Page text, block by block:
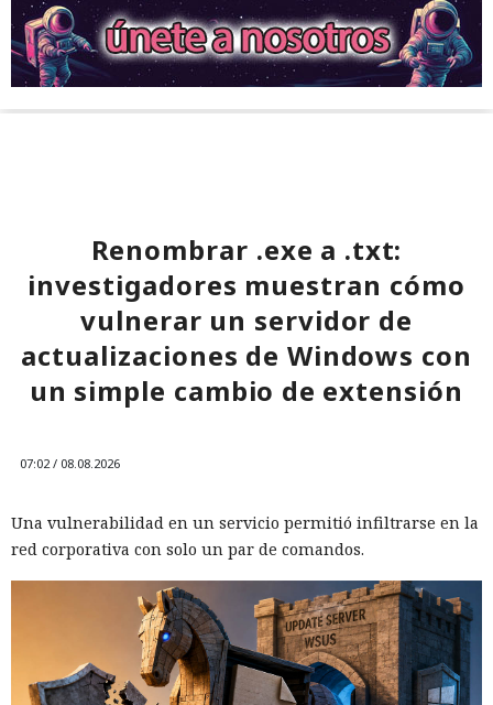
Renombrar .exe a .txt:
investigadores muestran cómo
vulnerar un servidor de
actualizaciones de Windows con
un simple cambio de extensión
07:02 / 08.08.2026
Una vulnerabilidad en un servicio permitió infiltrarse en la
red corporativa con solo un par de comandos.